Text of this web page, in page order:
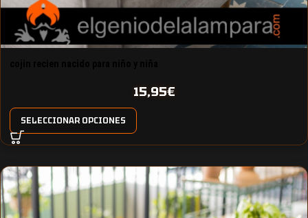
15,95€
SELECCIONAR OPCIONES